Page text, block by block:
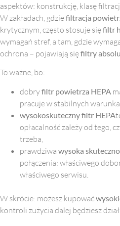
aspektów: konstrukcję, klasę
W zakładach, gdziefiltracja
krytycznym, często stosuje sięfiltr
wymagań stref, a tam, gdzie
ochrona – pojawiają sięfiltry
To ważne, bo:
dobryfiltr powietrza HEPA
pracuje w stabilnych
wysokoskuteczny filtr HEPA
opłacalność zależy od tego,
trzeba,
prawdziwa wysoka
połączenia: właściwego
właściwego serwisu.
W skrócie: możesz kupować
kontroli zużycia dalej będziesz